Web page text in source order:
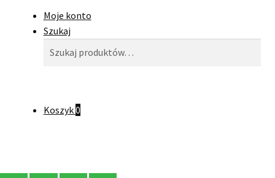
Moje konto
Szukaj
Koszyk0